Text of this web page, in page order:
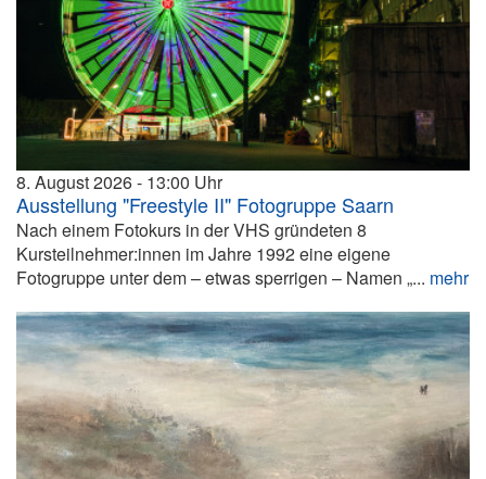
8. August 2026 13:00
Ausstellung "Freestyle II" Fotogruppe Saarn
Nach einem Fotokurs in der VHS gründeten 8
Kursteilnehmer:innen im Jahre 1992 eine eigene
Fotogruppe unter dem – etwas sperrigen – Namen „... mehr